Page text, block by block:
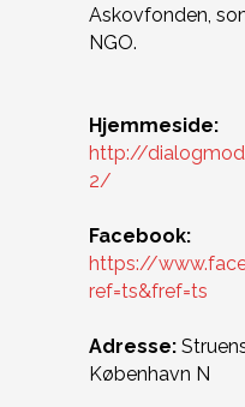
Askovfonden,
NGO.
Hjemmeside:
http://
2/
Facebook:
https://
ref=ts&fref=ts
Adresse:
København N